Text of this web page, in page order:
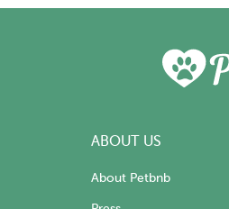
ABOUT US
About Petbnb